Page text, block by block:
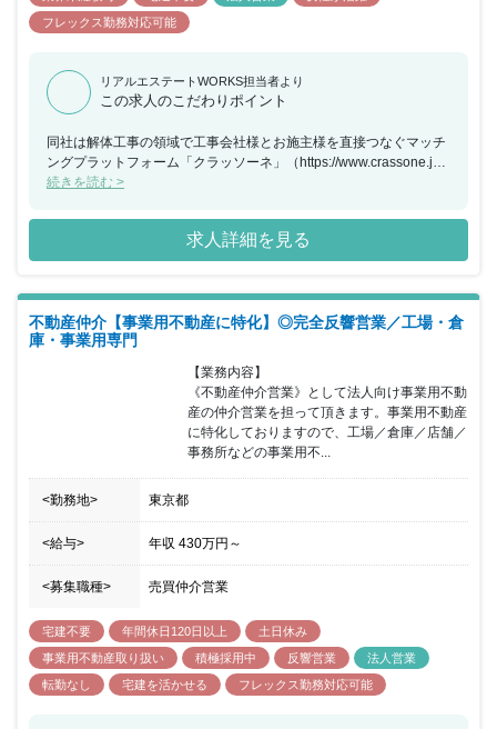
フレックス勤務対応可能
リアルエステートWORKS担当者より
この求人のこだわりポイント
同社は解体工事の領域で工事会社様とお施主様を直接つなぐマッチ
ングプラットフォーム「クラッソーネ」（https://www.crassone.jp
）を開発・運営しています。空き家等の解体工事を希望するお施主
き家問題の解決に貢献することを目指しています。「クラッソー
ネ」は既に軌道に乗り、成長局面の入口にあります。2019年に初め
てベンチャーキャピタルから1.5億円の資金調達を行い、2020年に
を成長させていくため、個人のお客様だけでなく、不動産会社など
の法人のお客様経由での解体工事のサポートも開始しています。今
後、サービスを今後拡大していく予定です。そこで重要顧客となる
しいサービスを牽引いただける方を募集します。 ■チームの雰囲気
立ち上げたばかりの事業で、全てのメンバーが当事者意識を持って
成功に向け議論しながら主体的に活動する文化があります。幅広い
業務に挑み、営業活動を促進することによって事業を成長させる一
役を担える環境で自身をより成長させようとするメンバーが集まる
チームです。 ■チームの課題 不動産会社の営業担当者に向けて様々
な提案を行う中で、まだ「営業活動の型」、「こうすれば上手くい
くという型」を作れていません。営業活動を通じて「こうすれば上
手くいく」という活動を個人ではなく組織として定義する事を協業
的に行える方を求めています。またこれらの活動を取りまとめられ
るマネジメント経験の豊富なメンバーは少ない課題があります。 ■
自身達で形を作る事が出来る。主体的に取り組む事で自己成長に繋
げられます。またチームで活動する文化が強く、上手くいった事、
ノウハウなどを組織知とし共有しています。チームとして成果をあ
げる事に力を注げる環境であり個人としての取り組みと比べより達
続きを読む >
求人詳細を見る
不動産仲介【事業用不動産に特化】◎完全反響営業／工場・倉
庫・事業用専門
【業務内容】
《不動産仲介営業》として法人向け事業用不動
産の仲介営業を担って頂きます。事業用不動産
に特化しておりますので、工場／倉庫／店舗／
事務所などの事業用不...
<勤務地> 東京都
<給与> 年収 430万円 ～
<募集職種> 売買仲介営業
宅建不要 年間休日120日以上
土日休み
事業用不動産取り扱い
積極採用中 反響営業
法人営業
転勤なし
宅建を活かせる フレックス勤務対応可能